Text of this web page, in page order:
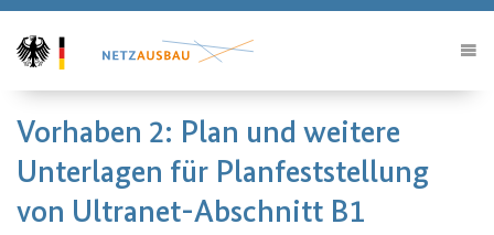
Vorhaben 2: Plan und weitere
Unterlagen für Planfeststellung
von Ultranet-Abschnitt B1